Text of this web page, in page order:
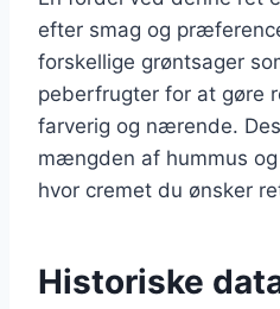
efter smag og
forskellige grøntsager
peberfrugter for at gøre
farverig og nærende.
mængden af hummus
hvor cremet du ønsker
Historiske